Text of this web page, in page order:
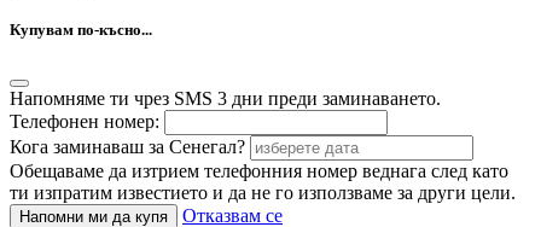
Купувам по-късно...
Напомняме ти чрез SMS 3 дни преди заминаването.
Телефонен номер:
Кога заминаваш за Сенегал?
Обещаваме да изтрием телефонния номер веднага след като
ти изпратим известието и да не го използваме за други цели.
Напомни ми да купя Отказвам се